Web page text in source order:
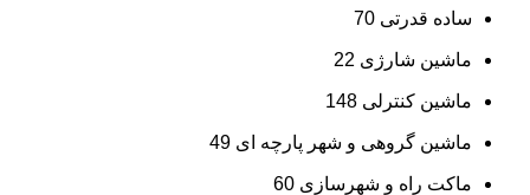
ساده قدرتی 70
ماشین شارژی 22
ماشین کنترلی 148
ماشین گروهی و شهر پارچه ای 49
ماکت راه و شهرسازی 60